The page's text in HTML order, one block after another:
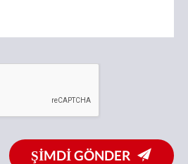
ŞİMDİ GÖNDER